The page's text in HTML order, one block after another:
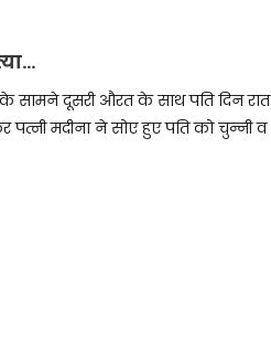
सामने दूसरी औरत के साथ पति दिन रात
मदीना ने सोए हुए पति को चुन्नी व